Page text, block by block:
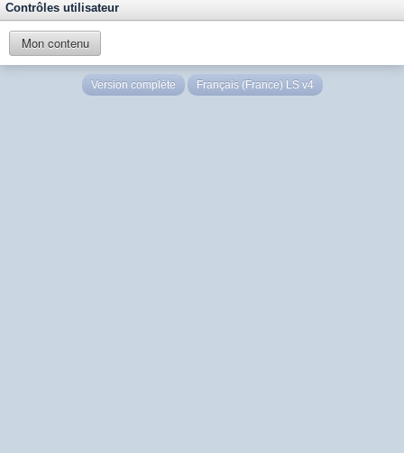
Contrôles utilisateur
Mon contenu
Version complète Français (France) LS v4